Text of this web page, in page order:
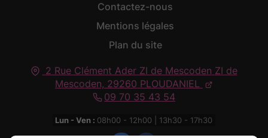
Contactez-nous
Mentions légales
Plan du site
2 Rue Clément Ader ZI de Mescoden ZI de
Mescoden, 29260 PLOUDANIEL
09 70 35 43 54
Lun - Ven : 08h00 - 12h00 | 13h30 - 17h30